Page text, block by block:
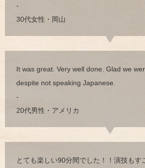
-
30代女性・岡山
It was great. Very well done. Glad we
despite not speaking Japanese.
-
20代男性・アメリカ
とても楽しい90分間でした！！演技もす